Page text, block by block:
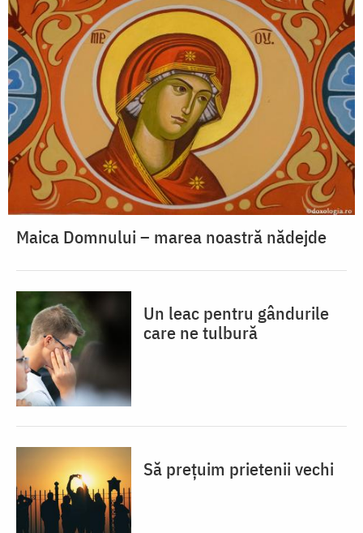
Maica Domnului – marea noastră nădejde
Un leac pentru gândurile
care ne tulbură
Să prețuim prietenii vechi